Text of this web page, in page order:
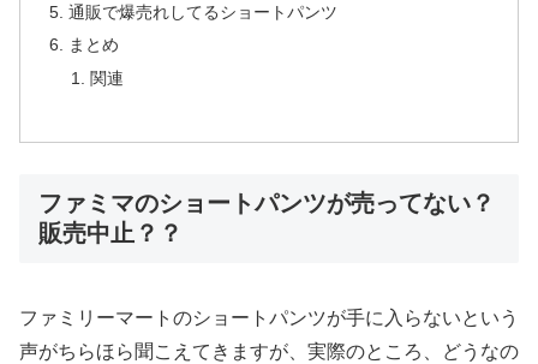
通販で爆売れしてるショートパンツ
まとめ
関連
ファミマのショートパンツが売ってない？
販売中止？？
ファミリーマートのショートパンツが手に入らないという
声がちらほら聞こえてきますが、実際のところ、どうなの